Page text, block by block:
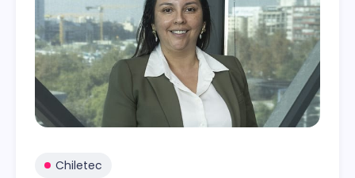
Chiletec